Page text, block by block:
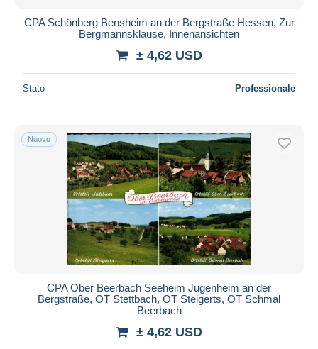
CPA Schönberg Bensheim an der Bergstraße Hessen, Zur
Bergmannsklause, Innenansichten
± 4,62 USD
Stato Professionale
Nuovo
CPA Ober Beerbach Seeheim Jugenheim an der
Bergstraße, OT Stettbach, OT Steigerts, OT Schmal
Beerbach
± 4,62 USD